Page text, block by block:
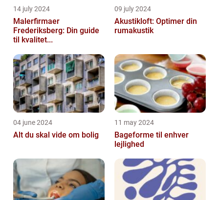
14 july 2024
Malerfirmaer
Frederiksberg: Din guide
til kvalitet...
09 july 2024
Akustikloft: Optimer din
rumakustik
04 june 2024
Alt du skal vide om bolig
11 may 2024
Bageforme til enhver
lejlighed